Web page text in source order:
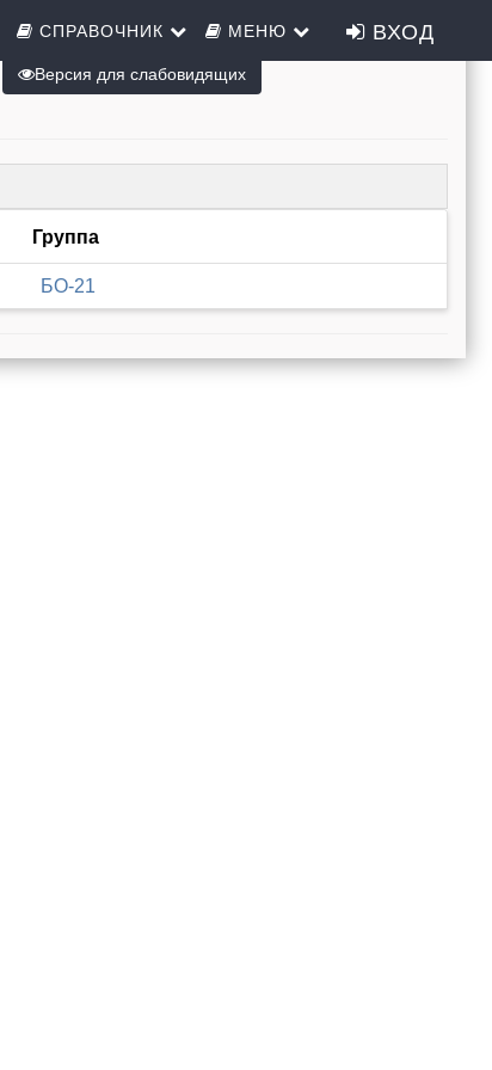
СПРАВОЧНИК МЕНЮ ВХОД
Группа
БО-21
Версия для слабовидящих